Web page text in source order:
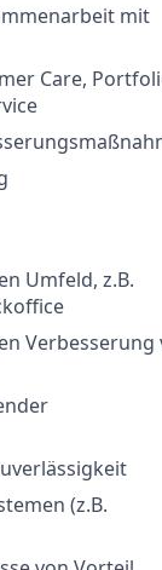
mit
Care,
Umfeld, z.B.
Verbesserung
(z.B.